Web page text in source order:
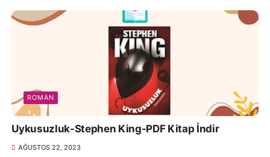
ROMAN
Uykusuzluk-Stephen King-PDF Kitap İndir
AĞUSTOS 22, 2023